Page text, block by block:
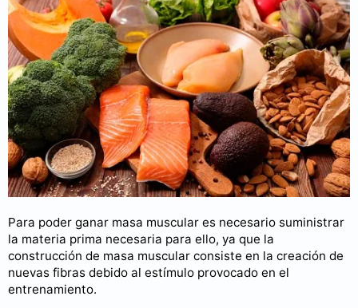
Para poder ganar masa muscular es necesario suministrar
la materia prima necesaria para ello, ya que la
construcción de masa muscular consiste en la creación de
nuevas fibras debido al estímulo provocado en el
entrenamiento.